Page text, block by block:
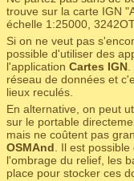
trouve sur la carte IGN
échelle 1:25000,
Si on ne veut pas
possible d'utiliser des
l'application Cartes IGN.
réseau de données et
lieux reculés.
En alternative, on peut
sur le portable
mais ne coûtent pas
OSMAnd. Il est
l'ombrage du relief, les
place pour stocker ces